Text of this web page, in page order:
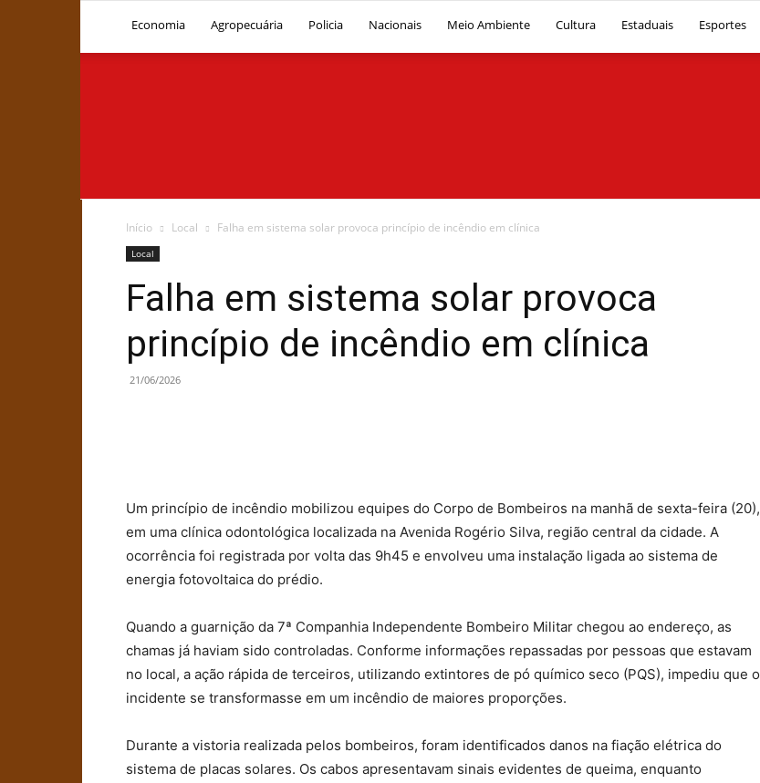
Economia Agropecuária Policia Nacionais Meio Ambiente Cultura Estaduais Esportes
Diário
News
Início Local Falha em sistema solar provoca princípio de incêndio em clínica
Local
Falha em sistema solar provoca
princípio de incêndio em clínica
21/06/2026
Um princípio de incêndio mobilizou equipes do Corpo de Bombeiros na manhã de sexta-feira (20),
em uma clínica odontológica localizada na Avenida Rogério Silva, região central da cidade. A
ocorrência foi registrada por volta das 9h45 e envolveu uma instalação ligada ao sistema de
energia fotovoltaica do prédio.
Quando a guarnição da 7ª Companhia Independente Bombeiro Militar chegou ao endereço, as
chamas já haviam sido controladas. Conforme informações repassadas por pessoas que estavam
no local, a ação rápida de terceiros, utilizando extintores de pó químico seco (PQS), impediu que o
incidente se transformasse em um incêndio de maiores proporções.
Durante a vistoria realizada pelos bombeiros, foram identificados danos na fiação elétrica do
sistema de placas solares. Os cabos apresentavam sinais evidentes de queima, enquanto